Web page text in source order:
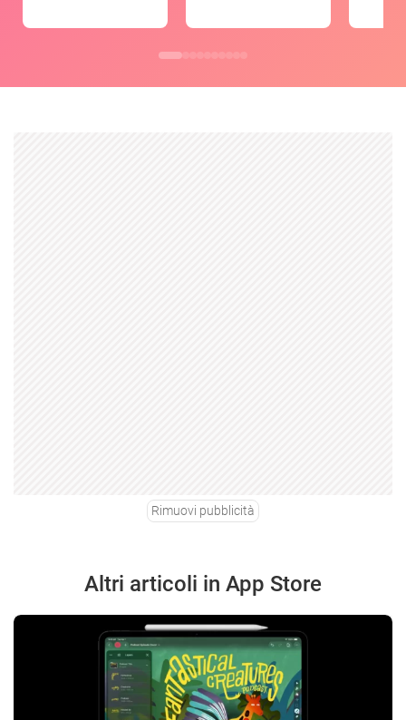
Rimuovi pubblicità
Altri articoli in App Store